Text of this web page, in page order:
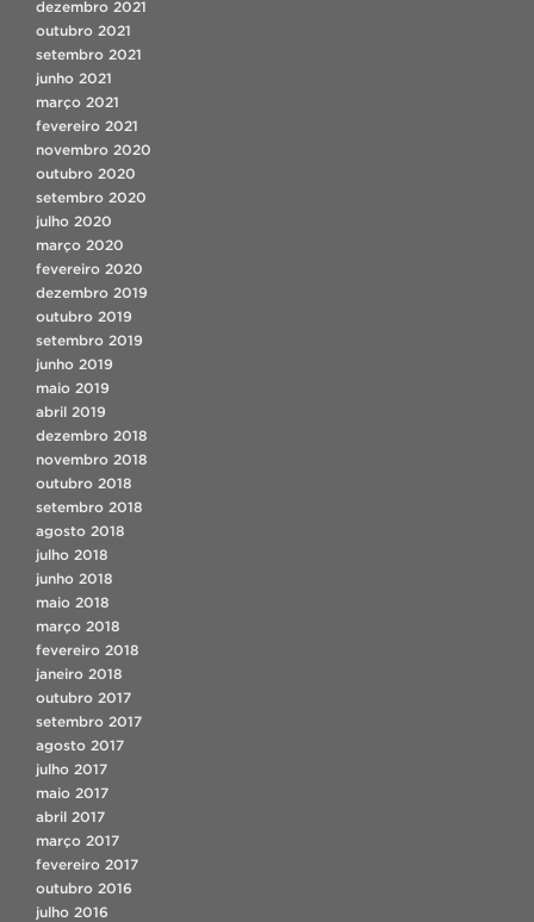
dezembro 2021
outubro 2021
setembro 2021
junho 2021
março 2021
fevereiro 2021
novembro 2020
outubro 2020
setembro 2020
julho 2020
março 2020
fevereiro 2020
dezembro 2019
outubro 2019
setembro 2019
junho 2019
maio 2019
abril 2019
dezembro 2018
novembro 2018
outubro 2018
setembro 2018
agosto 2018
julho 2018
junho 2018
maio 2018
março 2018
fevereiro 2018
janeiro 2018
outubro 2017
setembro 2017
agosto 2017
julho 2017
maio 2017
abril 2017
março 2017
fevereiro 2017
outubro 2016
julho 2016